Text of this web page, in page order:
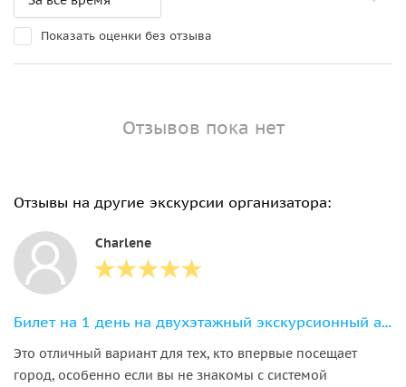
Показать оценки без отзыва
Отзывов пока нет
Отзывы на другие экскурсии организатора:
Charlene
Билет на 1 день на двухэтажный экскурсионный автобус Hop-on Hop-off
Это отличный вариант для тех, кто впервые посещает
город, особенно если вы не знакомы с системой